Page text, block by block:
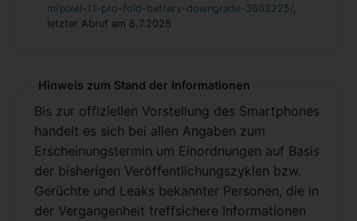
m/pixel-11-pro-fold-battery-downgrade-3663225/
letzter Abruf am 8.7.2026
Hinweis zum Stand der Informationen
Bis zur offiziellen Vorstellung des Smartphones
handelt es sich bei allen Angaben zum
Erscheinungstermin um Einordnungen auf Basis
der bisherigen Veröffentlichungszyklen bzw.
Gerüchte und Leaks bekannter Personen, die in
der Vergangenheit treffsichere Informationen